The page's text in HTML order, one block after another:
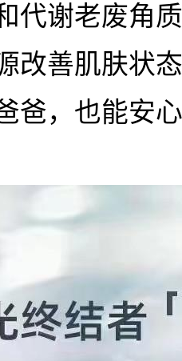
代谢老废角
改善肌肤状
爸，也能安